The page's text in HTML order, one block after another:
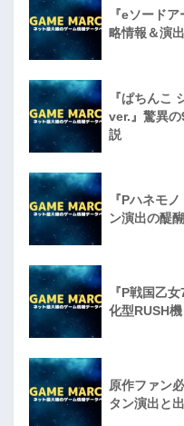
『eソード
略情報＆演
『ぱちんこ
ver.』驚異
説
『Pハネモ
ン演出の醍
『P戦国乙
化型RUSH機
原作ファン
タン演出と